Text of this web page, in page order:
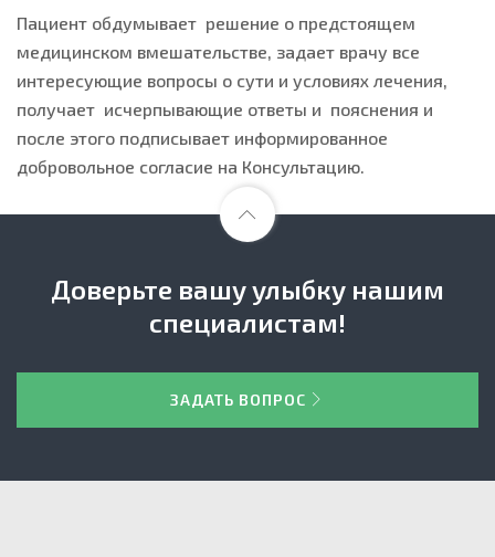
Пациент обдумывает решение о предстоящем
медицинском вмешательстве, задает врачу все
интересующие вопросы о сути и условиях лечения,
получает исчерпывающие ответы и пояснения и
после этого подписывает информированное
добровольное согласие на Консультацию.
Доверьте вашу улыбку нашим
специалистам!
ЗАДАТЬ ВОПРОС